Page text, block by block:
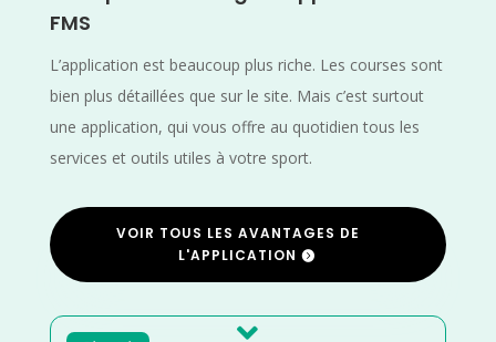
FMS
L’application est beaucoup plus riche. Les courses sont
bien plus détaillées que sur le site. Mais c’est surtout
une application, qui vous offre au quotidien tous les
services et outils utiles à votre sport.
VOIR TOUS LES AVANTAGES DE
L'APPLICATION
